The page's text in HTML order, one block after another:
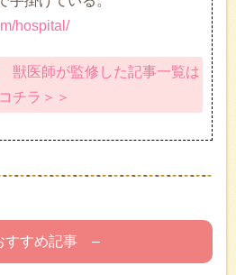
hospital/
獣医師が監修した記事一覧は
コチラ＞＞
すめ記事 –